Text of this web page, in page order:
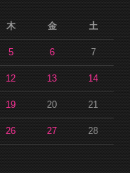
木 金 土
5 6 7
12 13 14
19 20 21
26 27 28